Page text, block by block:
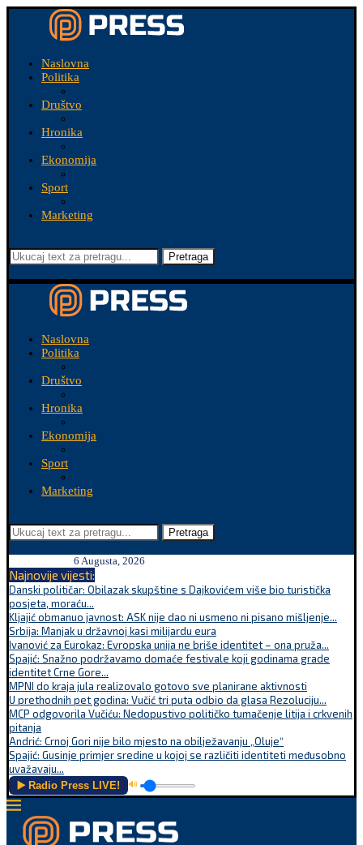
Naslovna
Politika
Društvo
Hronika
Ekonomija
Sport
Marketing
Pretraga
Naslovna
Politika
Društvo
Hronika
Ekonomija
Sport
Marketing
Pretraga
6 Augusta, 2026
Najnovije vijesti:
Danski političar: Obilazak skupštine s Dajkovićem više bio turistička
posjeta, moraću...
Kljajić obmanuo javnost: ASK nije dao ni usmeno ni pisano mišljenje...
Srbija: Manjak u državnoj kasi milijardu eura
Ivanović za Eurokaz: Evropska unija ne briše identitet – ona pruža...
Spajić: Snažno podržavamo domaće festivale koji godinama grade
identitet Crne Gore...
MPNI do kraja jula realizovalo gotovo sve planirane aktivnosti
U prethodnih pet godina: Vučić tri puta odbio da glasa Rezoluciju...
MCP odgovorila Vučiću: Nedopustivo političko tumačenje litija i crkvenih
pitanja
Andrić: Crnoj Gori nije bilo mjesto na obilježavanju „Oluje“
Spajić: Gusinje primjer sredine u kojoj se različiti identiteti međusobno
uvažavaju...
▶️ Radio Press LIVE! 🔊